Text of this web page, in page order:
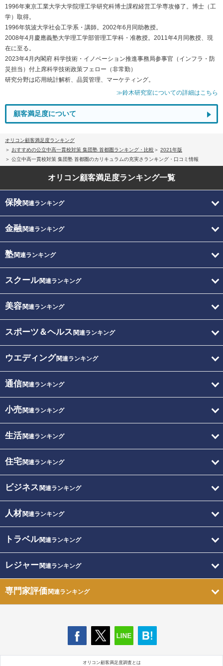
1996年東京工業大学大学院理工学研究科博士課程経営工学専攻修了。博士（工
学）取得。
1996年筑波大学社会工学系・講師。2002年6月同助教授。
2008年4月慶應義塾大学理工学部管理工学科・准教授。2011年4月同教授、現
在に至る。
2023年4月内閣府 科学技術・イノベーション推進事務局参事官（インフラ・防
災担当）付上席科学技術政策フェロー（非常勤）
研究分野は応用統計解析、品質管理、マーケティング。
≫鈴木研究室についての詳細はこちら
顧客満足度について
オリコン顧客満足度ランキング
おすすめの公立中高一貫校対策 集団塾 首都圏ランキング・比較
2021年版
公立中高一貫校対策 集団塾 首都圏のカリキュラムの充実さランキング・口コミ情報
オリコン顧客満足度ランキング一覧
保険関連ランキング
金融関連ランキング
塾関連ランキング
スクール関連ランキング
美容関連ランキング
スポーツ＆ヘルス 関連ランキング
ウエディング関連ランキング
通信関連ランキング
小売関連ランキング
生活関連ランキング
住宅関連ランキング
ビジネス 関連ランキング
人材関連ランキング
トラベル関連ランキング
レジャー関連ランキング
専門家評価関連ランキング
オリコン顧客満足度調査とは